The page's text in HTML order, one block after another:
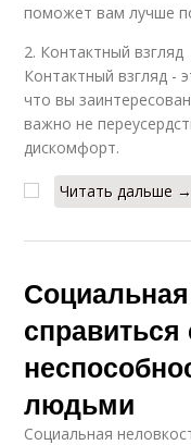
поможет вам лучше
2. Контактный взгляд
Контактный взгляд -
что вы
важно не
дискомфорт.
Читать дальше →
людьми
Социальная